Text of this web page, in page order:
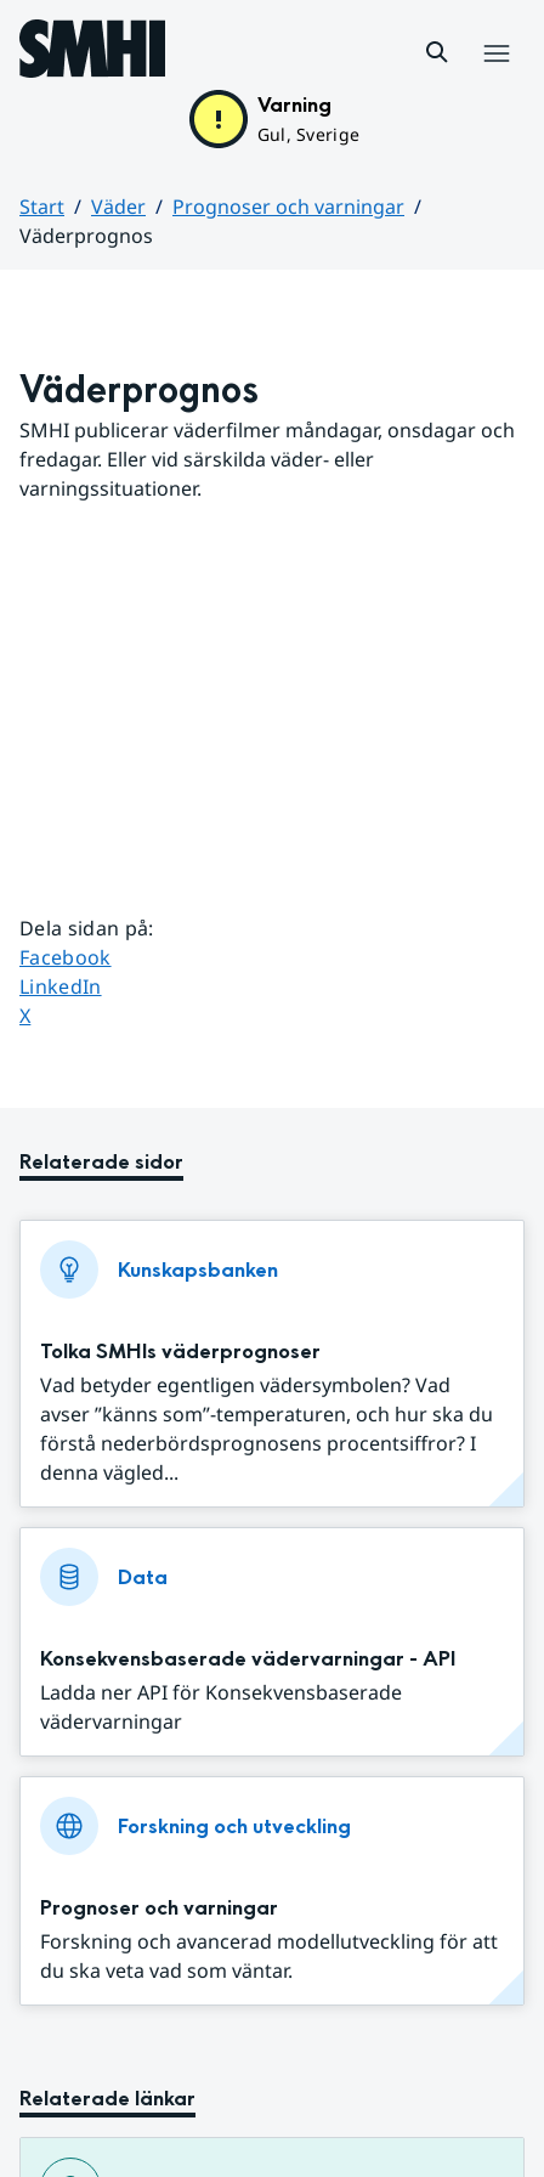
Hoppa till sidans innehåll
Varning
Gul, Sverige
Start Väder
Prognoser och varningar
Väderprognos
Väderprognos
SMHI publicerar väderfilmer måndagar, onsdagar och
fredagar. Eller vid särskilda väder- eller
varningssituationer.
Dela sidan på:
Dela sidan på
Facebook
Dela sidan på
LinkedIn
Dela sidan på
X
Relaterade sidor
Kunskapsbanken
Tolka SMHIs väderprognoser
Vad betyder egentligen vädersymbolen? Vad
avser ”känns som”-temperaturen, och hur ska du
förstå nederbördsprognosens procentsiffror? I
denna vägled...
Data
Konsekvensbaserade vädervarningar - API
Ladda ner API för Konsekvensbaserade
vädervarningar
Forskning och utveckling
Prognoser och varningar
Forskning och avancerad modellutveckling för att
du ska veta vad som väntar.
Relaterade länkar